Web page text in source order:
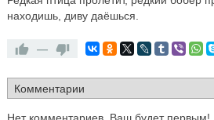
находишь, диву даёшься.
—